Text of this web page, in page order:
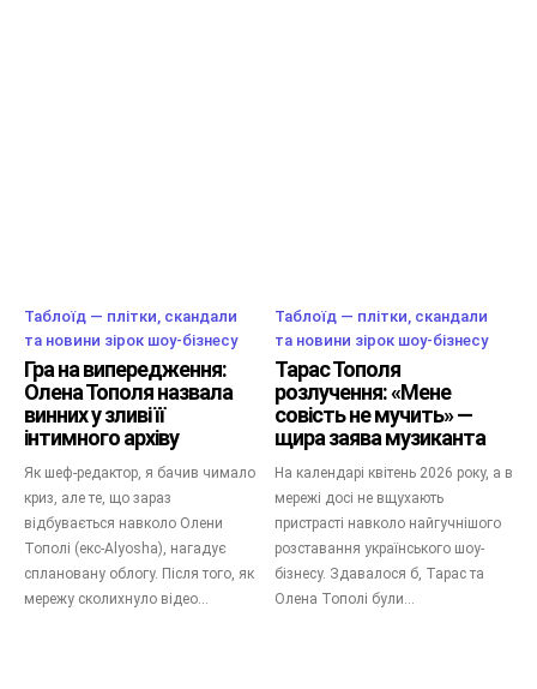
Таблоїд — плітки, скандали
та новини зірок шоу-бізнесу
Гра на випередження:
Олена Тополя назвала
винних у зливі її
інтимного архіву
Як шеф-редактор, я бачив чимало
криз, але те, що зараз
відбувається навколо Олени
Тополі (екс-Alyosha), нагадує
сплановану облогу. Після того, як
мережу сколихнуло відео...
Таблоїд — плітки, скандали
та новини зірок шоу-бізнесу
Тарас Тополя
розлучення: «Мене
совість не мучить» —
щира заява музиканта
На календарі квітень 2026 року, а в
мережі досі не вщухають
пристрасті навколо найгучнішого
розставання українського шоу-
бізнесу. Здавалося б, Тарас та
Олена Тополі були...